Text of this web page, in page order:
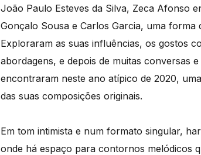
João Paulo Esteves da Silva, Zeca Afonso
Gonçalo Sousa e Carlos Garcia, uma forma
Exploraram as suas influências, os gostos
abordagens, e depois de muitas conversas
encontraram neste ano atípico de 2020,
das suas composições originais.
Em tom intimista e num formato singular,
onde há espaço para contornos melódicos